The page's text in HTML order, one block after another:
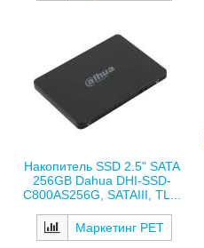
Накопитель SSD 2.5" SATA
256GB Dahua DHI-SSD-
C800AS256G, SATAIII, TL...
Маркетинг РЕТ